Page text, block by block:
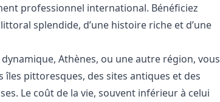
professionnel international. Bénéficiez
splendide, d’une histoire riche et d’une
Athènes, ou une autre région, vous
îles pittoresques, des sites antiques et des
Le coût de la vie, souvent inférieur à celui